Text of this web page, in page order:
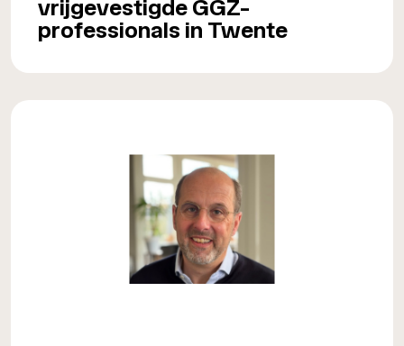
vrijgevestigde GGZ-
professionals in Twente